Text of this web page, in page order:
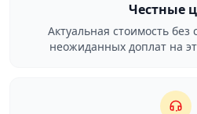
Честные
Актуальная стоимость
неожиданных доплат на